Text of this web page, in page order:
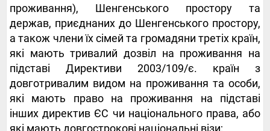
проживання), Шенгенського простору та
держав, приєднаних до Шенгенського простору,
а також члени їх сімей та громадяни третіх країн,
які мають тривалий дозвіл на проживання на
підставі Директиви 2003/109/є. країн з
довготривалим видом на проживання та особи,
які мають право на проживання на підставі
інших директив ЄС чи національного права, або
які мають довгострокові національні візи;